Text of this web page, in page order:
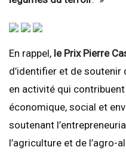
En rappel, le Prix Pierre
d’identifier et de
en activité qui
économique, social et
soutenant
l’agriculture et de l’agro-